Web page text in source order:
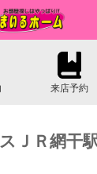
来店予約
ＪＲ網干